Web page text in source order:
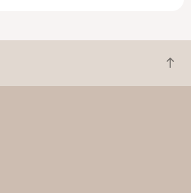
n
R
e